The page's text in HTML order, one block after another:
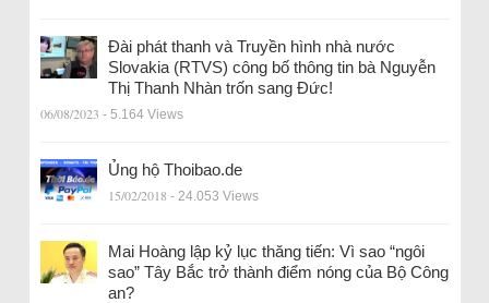
Đài phát thanh và Truyền hình nhà nước
Slovakia (RTVS) công bố thông tin bà Nguyễn
Thị Thanh Nhàn trốn sang Đức!
06/08/2023 - 5.164 Views
Ủng hộ Thoibao.de
15/02/2018 - 24.053 Views
Mai Hoàng lập kỷ lục thăng tiến: Vì sao “ngôi
sao” Tây Bắc trở thành điểm nóng của Bộ Công
an?